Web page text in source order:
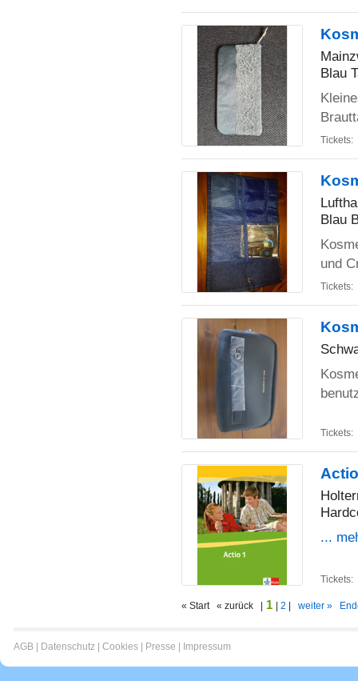
Blau
Tickets:
Blau
und
Tickets:
Tickets:
...
Tickets:
« Start « zurück | 1 2 weiter »
AGB Datenschutz Cookies Presse Impressum